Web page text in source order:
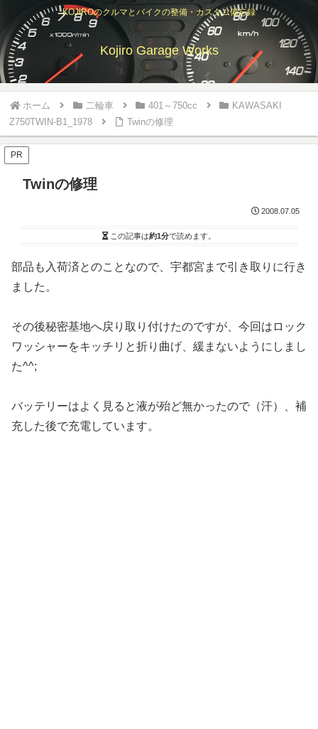
KOJIROのクルマとバイクの整備・カスタム備忘録
Kojiro Garage Works
ホーム 二輪車 401～750cc
KAWASAKI
Z750TWIN-B1_1978
Twinの修理
PR
Twinの修理
2008.07.05
この記事は約1分で読めます。
部品も入荷済とのことなので、宇都宮まで引き取りに行き
ました。
その後秘密基地へ戻り取り付けたのですが、今回はロック
ワッシャーをキッチリと折り曲げ、緩まないようにしまし
た^^;
バッテリーはよく見ると液が殆ど無かったので（汗）、補
充した後で充電しています。